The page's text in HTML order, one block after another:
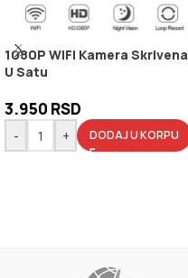
1080P WIFI Kamera Skrivena
U Satu
3.950 RSD
- + DODAJ U KORPU